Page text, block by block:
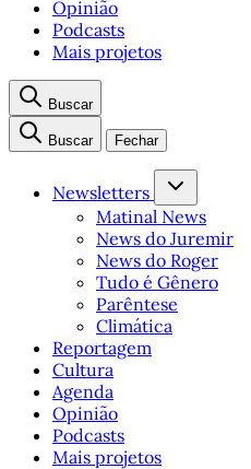
Opinião
Podcasts
Mais projetos
Buscar
Buscar Fechar
Newsletters
Matinal News
News do Juremir
News do Roger
Tudo é Gênero
Parêntese
Climática
Reportagem
Cultura
Agenda
Opinião
Podcasts
Mais projetos